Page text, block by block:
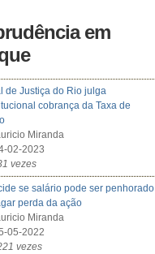
em
de Justiça do Rio julga
cobrança da Taxa de
Miranda
02-2023
vezes
se salário pode ser penhorado
perda da ação
Miranda
05-2022
vezes